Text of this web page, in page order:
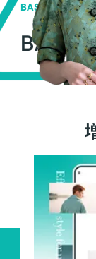
BASEの強み
BASE